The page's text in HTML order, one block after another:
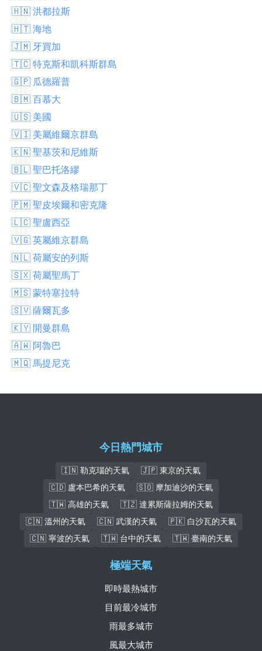
🇭🇳 洪都拉斯
🇭🇹 海地
🇯🇲 牙買加
🇹🇨 特克斯和凱科斯群島
🇬🇵 瓜德羅普
🇧🇲 百慕大
🇺🇸 美國
🇻🇮 美屬維爾京群島
🇰🇳 聖基茨和尼維斯
🇧🇱 聖巴托洛繆
🇻🇨 聖文森及格瑞那丁
🇵🇲 聖皮埃爾和密克隆
🇱🇨 聖盧西亞
🇻🇬 英屬維京群島
🇳🇱 荷屬安的列斯
🇸🇽 荷屬聖馬丁
🇲🇸 蒙特塞拉特
🇸🇻 薩爾瓦多
🇰🇾 開曼群島
🇦🇼 阿魯巴
🇲🇶 馬提尼克
今日熱門城市
🇮🇳 勒克瑙的天氣
🇯🇵 東京的天氣
🇨🇩 盧本巴希的天氣
🇸🇴 摩加迪沙的天氣
🇹🇼 高雄的天氣
🇹🇿 達累斯薩拉姆的天氣
🇨🇳 溫州的天氣
🇨🇳 武漢的天氣
🇵🇰 白沙瓦的天氣
🇨🇳 寧波的天氣
🇹🇼 台中的天氣 🇹🇼 臺南的天氣
極端天氣
即時最熱城市
目前最冷城市
雨最多城市
風最大城市